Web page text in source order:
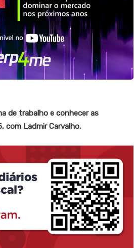
de trabalho e conhecer as
com Ladmir Carvalho.